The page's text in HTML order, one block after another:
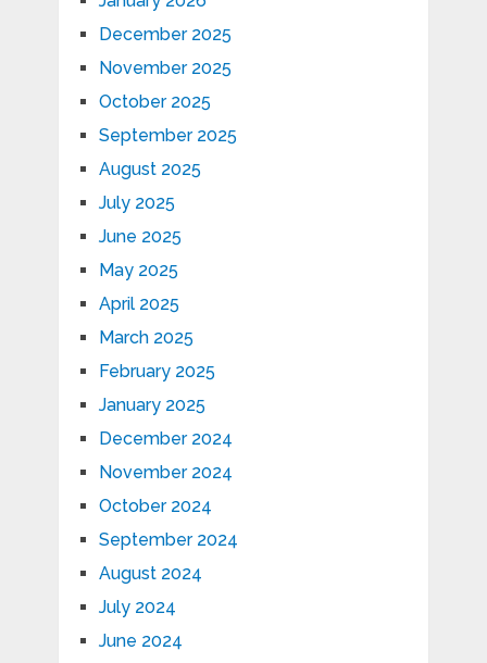
December 2025
November 2025
October 2025
September 2025
August 2025
July 2025
June 2025
May 2025
April 2025
March 2025
February 2025
January 2025
December 2024
November 2024
October 2024
September 2024
August 2024
July 2024
June 2024